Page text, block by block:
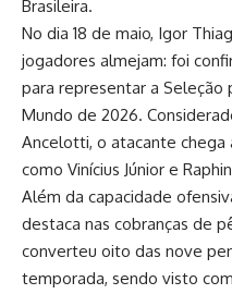
Brasileira.
No dia 18 de maio, Igor
jogadores almejam: foi
para representar a Seleção
Mundo de 2026.
Ancelotti, o atacante chega
como Vinícius Júnior e
Além da capacidade
destaca nas cobranças de
converteu oito das nove
temporada, sendo visto